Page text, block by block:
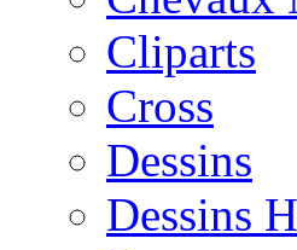
Cliparts
Cross
Dessins
Dessins